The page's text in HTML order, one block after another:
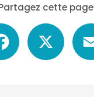
cette page
Facebook